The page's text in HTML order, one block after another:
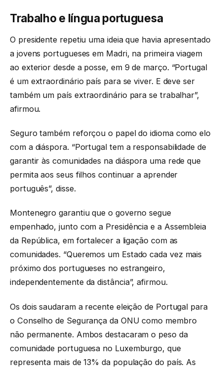
Trabalho e língua portuguesa
O presidente repetiu uma ideia que havia apresentado
a jovens portugueses em Madri, na primeira viagem
ao exterior desde a posse, em 9 de março. “Portugal
é um extraordinário país para se viver. E deve ser
também um país extraordinário para se trabalhar”,
afirmou.
Seguro também reforçou o papel do idioma como elo
com a diáspora. “Portugal tem a responsabilidade de
garantir às comunidades na diáspora uma rede que
permita aos seus filhos continuar a aprender
português”, disse.
Montenegro garantiu que o governo segue
empenhado, junto com a Presidência e a Assembleia
da República, em fortalecer a ligação com as
comunidades. “Queremos um Estado cada vez mais
próximo dos portugueses no estrangeiro,
independentemente da distância”, afirmou.
Os dois saudaram a recente eleição de Portugal para
o Conselho de Segurança da ONU como membro
não permanente. Ambos destacaram o peso da
comunidade portuguesa no Luxemburgo, que
representa mais de 13% da população do país. As